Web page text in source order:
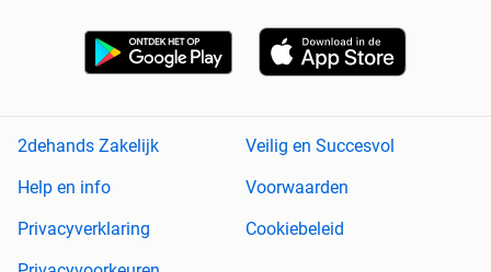
2dehands Zakelijk
Veilig en Succesvol
Help en info
Voorwaarden
Privacyverklaring
Cookiebeleid